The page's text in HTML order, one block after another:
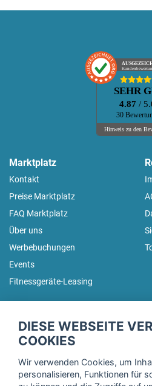
SEHR
4.87 /
30
Hinweis zu den
Marktplatz
Kontakt
Preise Marktplatz
FAQ Marktplatz
Über uns
Werbebuchungen
Events
Fitnessgeräte-Leasing
Trage dich hier für unseren
DIESE WEBSEITE
COOKIES
Wir verwenden Cookies, um
personalisieren, Funktionen für